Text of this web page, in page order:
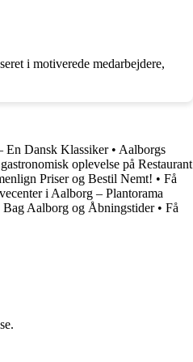
i motiverede medarbejdere,
En Dansk Klassiker• Aalborgs
oplevelse på Restaurant
Priser og Bestil Nemt! • Få
i Aalborg – Plantorama
Aalborg og Åbningstider• Få